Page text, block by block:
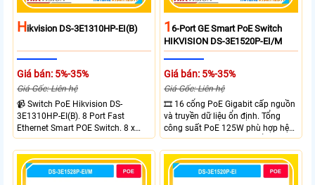
HIkvision DS-3E1310HP-EI(B)
Giá bán: 5%-35%
Giá Gốc: Liên hệ
📹 Switch PoE Hikvision DS-
3E1310HP-EI(B). 8 Port Fast
Ethernet Smart POE Switch. 8 x
10/100M PoE Ports, 2 x Gigabit
Uplink Ports.
16-Port GE Smart PoE Switch
HIKVISION DS-3E1520P-EI/M
Giá bán: 5%-35%
Giá Gốc: Liên hệ
🎞 16 cổng PoE Gigabit cấp nguồn
và truyền dữ liệu ổn định. Tổng
công suất PoE 125W phù hợp hệ
thống camera IP vừa. 2 cổng RJ45
Gigabit và 2 cổng quang SFP mở
rộng linh hoạt. Hỗ trợ truyền PoE
xa tối đa lên đến 300 mét.